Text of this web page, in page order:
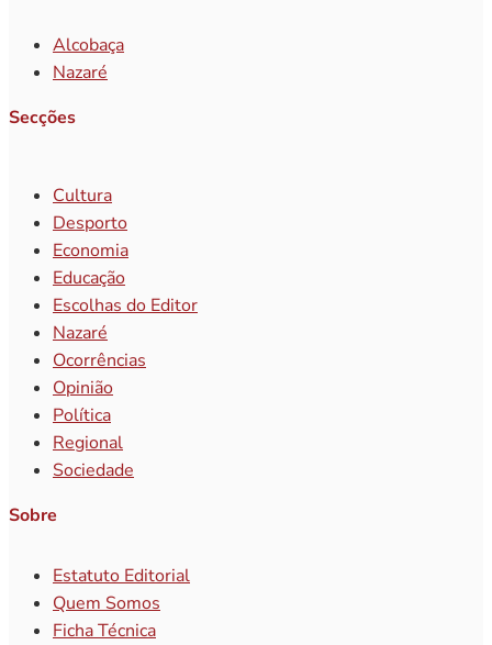
Alcobaça
Nazaré
Secções
Cultura
Desporto
Economia
Educação
Escolhas do Editor
Nazaré
Ocorrências
Opinião
Política
Regional
Sociedade
Sobre
Estatuto Editorial
Quem Somos
Ficha Técnica